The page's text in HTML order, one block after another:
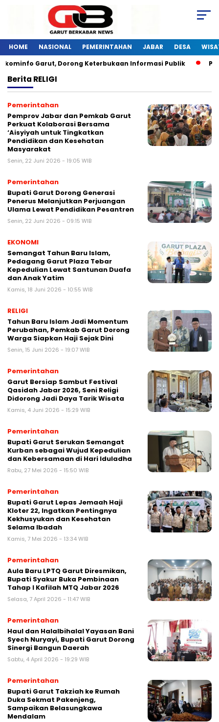
HOME NASIONAL PEMERINTAHAN JABAR DESA
Garut, Dorong Keterbukaan Informasi Publik
Berita RELIGI
Pemerintahan
Pemprov Jabar dan Pemkab Garut
Perkuat Kolaborasi Bersama
‘Aisyiyah untuk Tingkatkan
Pendidikan dan Kesehatan
Masyarakat
Senin, 22 Juni 2026 - 19:05 WIB
Pemerintahan
Bupati Garut Dorong Generasi
Penerus Melanjutkan Perjuangan
Ulama Lewat Pendidikan Pesantren
Senin, 22 Juni 2026 - 09:15 WIB
EKONOMI
Semangat Tahun Baru Islam,
Pedagang Garut Plaza Tebar
Kepedulian Lewat Santunan Duafa
dan Anak Yatim
Kamis, 18 Juni 2026 - 10:55 WIB
RELIGI
Tahun Baru Islam Jadi Momentum
Perubahan, Pemkab Garut Dorong
Warga Siapkan Haji Sejak Dini
Senin, 15 Juni 2026 - 19:07 WIB
Pemerintahan
Garut Bersiap Sambut Festival
Qasidah Jabar 2026, Seni Religi
Didorong Jadi Daya Tarik Wisata
Kamis, 4 Juni 2026 - 15:29 WIB
Pemerintahan
Bupati Garut Serukan Semangat
Kurban sebagai Wujud Kepedulian
dan Kebersamaan di Hari Iduladha
Rabu, 27 Mei 2026 - 15:50 WIB
Pemerintahan
Bupati Garut Lepas Jemaah Haji
Kloter 22, Ingatkan Pentingnya
Kekhusyukan dan Kesehatan
Selama Ibadah
Kamis, 7 Mei 2026 - 13:34 WIB
Pemerintahan
Aula Baru LPTQ Garut Diresmikan,
Bupati Syakur Buka Pembinaan
Tahap I Kafilah MTQ Jabar 2026
Selasa, 7 April 2026 - 11:47 WIB
Pemerintahan
Haul dan Halalbihalal Yayasan Bani
Syech Nuryayi, Bupati Garut Dorong
Sinergi Bangun Daerah
Sabtu, 4 April 2026 - 19:29 WIB
Pemerintahan
Bupati Garut Takziah ke Rumah
Duka Sekmat Pakenjeng,
Sampaikan Belasungkawa
Mendalam